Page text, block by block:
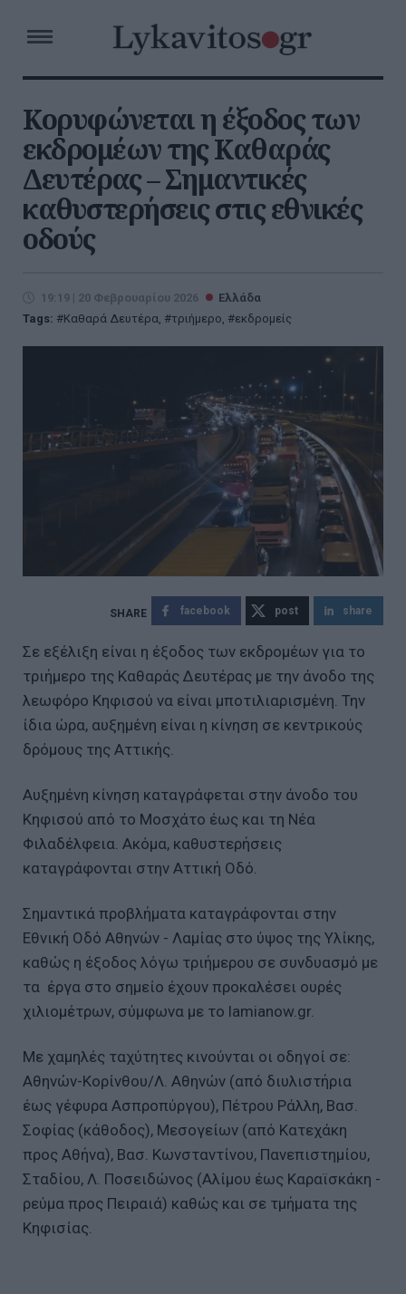
Κορυφώνεται η έξοδος των
εκδρομέων της Καθαράς
Δευτέρας – Σημαντικές
καθυστερήσεις στις εθνικές
οδούς
19:19 | 20 Φεβρουαρίου 2026
Ελλάδα
Tags:
Καθαρά Δευτέρα, τριήμερο, εκδρομείς
facebook post share
Σε εξέλιξη είναι η έξοδος των εκδρομέων για το
τριήμερο της Καθαράς Δευτέρας με την άνοδο της
λεωφόρο Κηφισού να είναι μποτιλιαρισμένη. Την
ίδια ώρα, αυξημένη είναι η κίνηση σε κεντρικούς
δρόμους της Αττικής.
Αυξημένη κίνηση καταγράφεται στην άνοδο του
Κηφισού από το Μοσχάτο έως και τη Νέα
Φιλαδέλφεια. Ακόμα, καθυστερήσεις
καταγράφονται στην Αττική Οδό.
Σημαντικά προβλήματα καταγράφονται στην
Εθνική Οδό Αθηνών - Λαμίας στο ύψος της Υλίκης,
καθώς η έξοδος λόγω τριήμερου σε συνδυασμό με
τα έργα στο σημείο έχουν προκαλέσει ουρές
χιλιομέτρων, σύμφωνα με το lamianow.gr.
Με χαμηλές ταχύτητες κινούνται οι οδηγοί σε:
Αθηνών-Κορίνθου/Λ. Αθηνών (από διυλιστήρια
έως γέφυρα Ασπροπύργου), Πέτρου Ράλλη, Βασ.
Σοφίας (κάθοδος), Μεσογείων (από Κατεχάκη
προς Αθήνα), Βασ. Κωνσταντίνου, Πανεπιστημίου,
Σταδίου, Λ. Ποσειδώνος (Αλίμου έως Καραϊσκάκη -
ρεύμα προς Πειραιά) καθώς και σε τμήματα της
Κηφισίας.